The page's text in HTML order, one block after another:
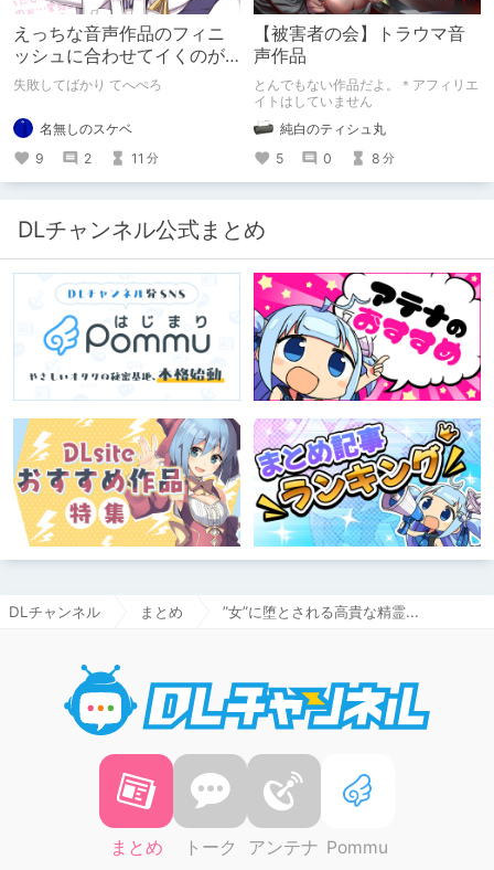
えっちな音声作品のフィニ
ッシュに合わせてイくのが
下手すぎる【失敗した話】
失敗してばかり てへぺろ
名無しのスケベ
9
2 11 分
【被害者の会】トラウマ音
声作品
とんでもない作品だよ。＊アフィリエ
イトはしていません
純白のティシュ丸
5
0 8 分
DLチャンネル公式まとめ
DLチャンネル まとめ ”女”に堕とされる高貴な精霊...
まとめ トーク アンテナ Pommu